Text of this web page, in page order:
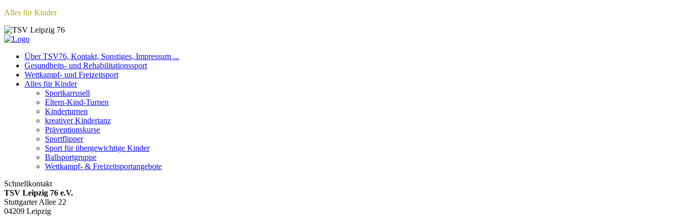
Alles für Kinder
Über TSV76, Kontakt, Sonstiges, Impressum ...
Gesundheits- und Rehabilitationssport
Wettkampf- und Freizeitsport
Alles für Kinder
Sportkarrusell
Eltern-Kind-Turnen
Kinderturnen
kreativer Kindertanz
Präventionskurse
Sportflipper
Sport für übergewichtige Kinder
Ballsportgruppe
Wettkampf- & Freizeitsportangebote
Schnellkontakt
TSV Leipzig 76 e.V.
Stuttgarter Allee 22
04209 Leipzig